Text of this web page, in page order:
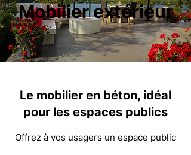
Mobilier extérieur
Le mobilier en béton, idéal
pour les espaces publics
Offrez à vos usagers un espace public